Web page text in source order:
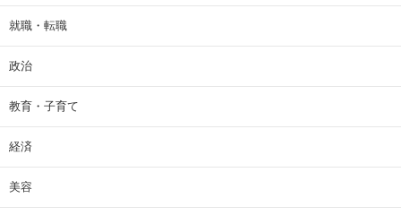
就職・転職
政治
教育・子育て
経済
美容